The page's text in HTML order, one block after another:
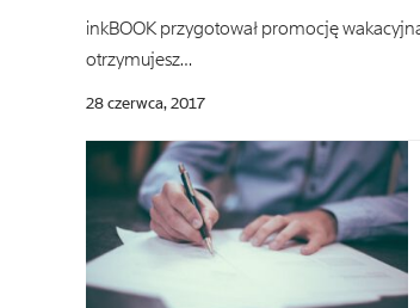
inkBOOK przygotował promocję
otrzymujesz…
28 czerwca, 2017